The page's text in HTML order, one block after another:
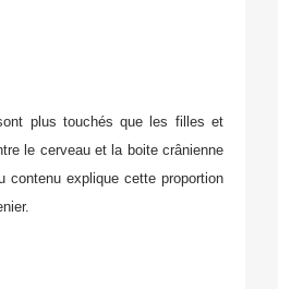
plus touchés que les filles et
le cerveau et la boite crânienne
contenu explique cette proportion